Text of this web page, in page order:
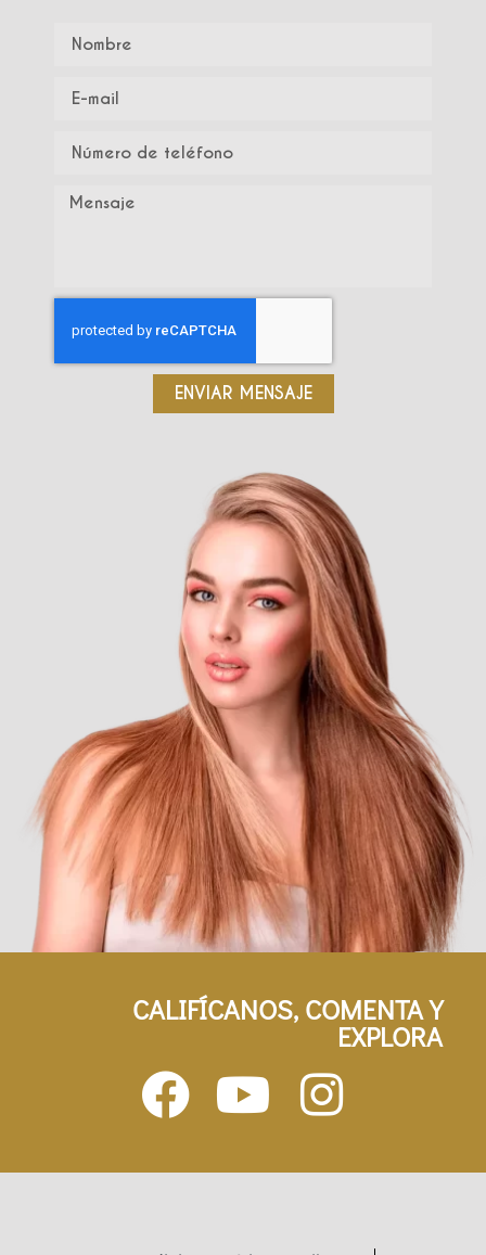
ENVIAR MENSAJE
CALIFÍCANOS, COMENTA Y
EXPLORA